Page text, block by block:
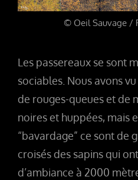
© Oeil Sauvage /
Les passereaux se sont
sociables. Nous avons
de rouges-queues et de
noires et huppées, mais
“bavardage” ce sont de
croisés des sapins qui
d’ambiance à 2000